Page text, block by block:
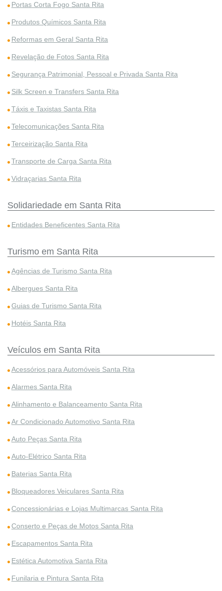
Portas Corta Fogo Santa Rita
Produtos Químicos Santa Rita
Reformas em Geral Santa Rita
Revelação de Fotos Santa Rita
Segurança Patrimonial, Pessoal e Privada Santa Rita
Silk Screen e Transfers Santa Rita
Táxis e Taxistas Santa Rita
Telecomunicações Santa Rita
Terceirização Santa Rita
Transporte de Carga Santa Rita
Vidraçarias Santa Rita
Solidariedade em Santa Rita
Entidades Beneficentes Santa Rita
Turismo em Santa Rita
Agências de Turismo Santa Rita
Albergues Santa Rita
Guias de Turismo Santa Rita
Hotéis Santa Rita
Veículos em Santa Rita
Acessórios para Automóveis Santa Rita
Alarmes Santa Rita
Alinhamento e Balanceamento Santa Rita
Ar Condicionado Automotivo Santa Rita
Auto Peças Santa Rita
Auto-Elétrico Santa Rita
Baterias Santa Rita
Bloqueadores Veiculares Santa Rita
Concessionárias e Lojas Multimarcas Santa Rita
Conserto e Peças de Motos Santa Rita
Escapamentos Santa Rita
Estética Automotiva Santa Rita
Funilaria e Pintura Santa Rita